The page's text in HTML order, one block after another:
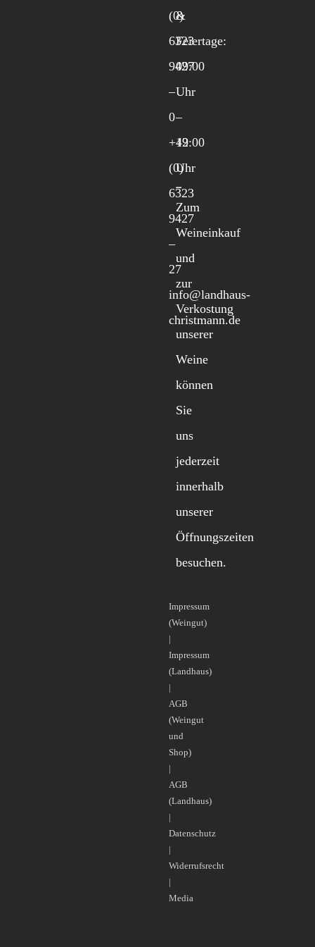
(0)
6323
9427
–
0
+49
(0)
6323
9427
–
27
info@landhaus-
christmann.de
&
Feiertage:
09:00
Uhr
–
12:00
Uhr
Zum
Weineinkauf
und
zur
Verkostung
unserer
Weine
können
Sie
uns
jederzeit
innerhalb
unserer
Öffnungszeiten
besuchen.
Impressum
(Weingut)
|
Impressum
(Landhaus)
|
AGB
(Weingut
und
Shop)
|
AGB
(Landhaus)
|
Datenschutz
|
Widerrufsrecht
|
Media